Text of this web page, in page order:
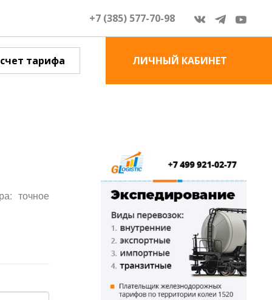
+7 (385) 577-70-98
тарифа ЛИЧНЫЙ КАБИНЕТ
точное